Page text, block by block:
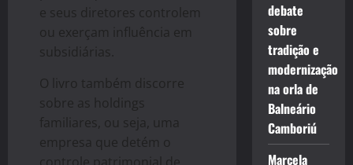
e seus diretores controlem
ou exerçam influência em
subsidiárias.
O livro também discorre
sobre as holdings
familiares, ou seja, uma
empresa que detém o
debate
sobre
tradição e
modernização
na orla de
Balneário
Camboriú
Marcela